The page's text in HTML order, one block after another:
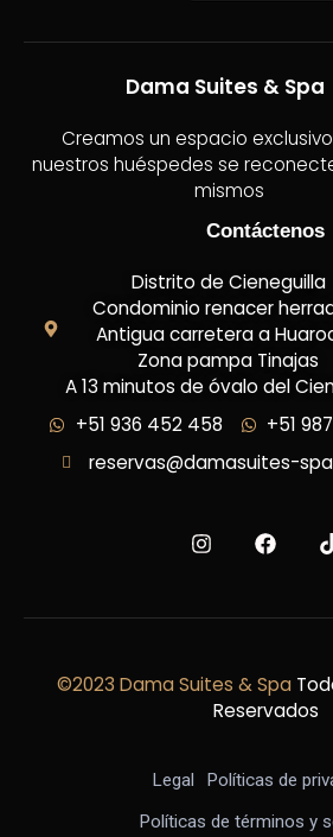
Dama Suites & Spa
Creamos un espacio
nuestros huéspedes se
mismos
Contáctenos
Distrito de Cieneguilla
Condominio renacer
Antigua carretera a
Zona pampa Tinajas
A 13 minutos de óvalo del
+51 936 452 458
+51
reservas@damasuites-
©2023 Dama Suites & Spa
Reservados
Legal
Políticas de
Políticas de términos y